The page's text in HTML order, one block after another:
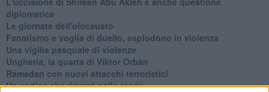
diplomatica
Le giornate dell'olocausto
Fanatismo e voglia di duello, esplodono in violenza
Una vigilia pasquale di violenze
Ungheria, la quarta di Viktor Orbán
Ramadan con nuovi attacchi terroristici
Un vertice che rimarrà nella storia